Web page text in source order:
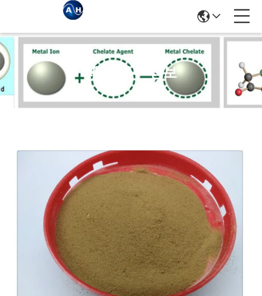
제품 세부 정보